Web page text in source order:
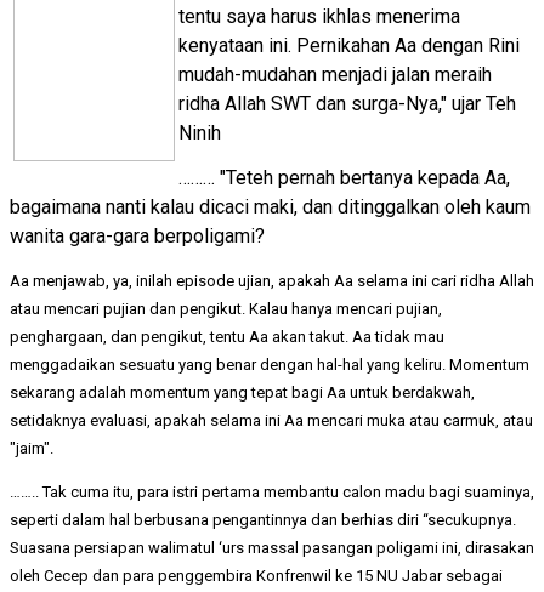
tentu saya harus ikhlas menerima
kenyataan ini. Pernikahan Aa dengan Rini
mudah-mudahan menjadi jalan meraih
ridha Allah SWT dan surga-Nya," ujar Teh
Ninih
……… "Teteh pernah bertanya kepada Aa,
bagaimana nanti kalau dicaci maki, dan ditinggalkan oleh kaum
wanita gara-gara berpoligami?
Aa menjawab, ya, inilah episode ujian, apakah Aa selama ini cari ridha Allah
atau mencari pujian dan pengikut. Kalau hanya mencari pujian,
penghargaan, dan pengikut, tentu Aa akan takut. Aa tidak mau
menggadaikan sesuatu yang benar dengan hal-hal yang keliru. Momentum
sekarang adalah momentum yang tepat bagi Aa untuk berdakwah,
setidaknya evaluasi, apakah selama ini Aa mencari muka atau carmuk, atau
"jaim".
…….. Tak cuma itu, para istri pertama membantu calon madu bagi suaminya,
seperti dalam hal berbusana pengantinnya dan berhias diri “secukupnya.
Suasana persiapan walimatul ‘urs massal pasangan poligami ini, dirasakan
oleh Cecep dan para penggembira Konfrenwil ke 15 NU Jabar sebagai